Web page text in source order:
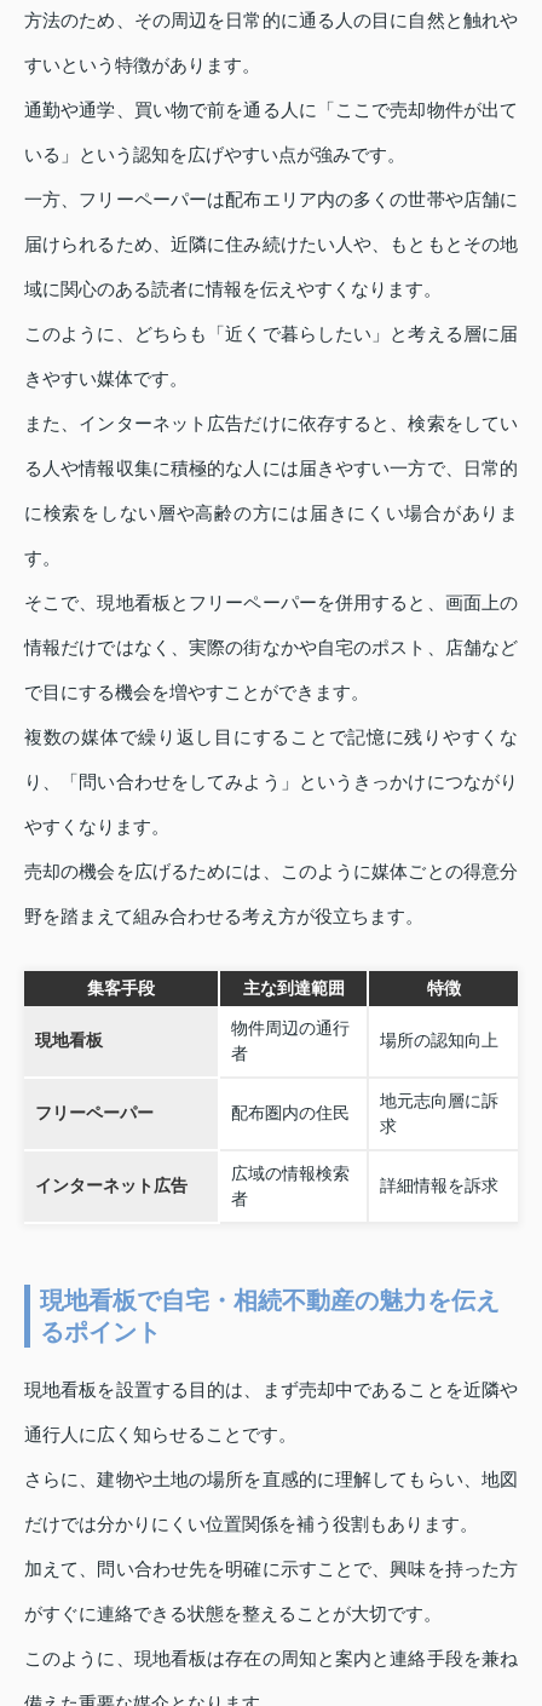
方法のため、その周辺を日常的に通る人の目に自然と触れや
すいという特徴があります。
通勤や通学、買い物で前を通る人に「ここで売却物件が出て
いる」という認知を広げやすい点が強みです。
一方、フリーペーパーは配布エリア内の多くの世帯や店舗に
届けられるため、近隣に住み続けたい人や、もともとその地
域に関心のある読者に情報を伝えやすくなります。
このように、どちらも「近くで暮らしたい」と考える層に届
きやすい媒体です。
また、インターネット広告だけに依存すると、検索をしてい
る人や情報収集に積極的な人には届きやすい一方で、日常的
に検索をしない層や高齢の方には届きにくい場合がありま
す。
そこで、現地看板とフリーペーパーを併用すると、画面上の
情報だけではなく、実際の街なかや自宅のポスト、店舗など
で目にする機会を増やすことができます。
複数の媒体で繰り返し目にすることで記憶に残りやすくな
り、「問い合わせをしてみよう」というきっかけにつながり
やすくなります。
売却の機会を広げるためには、このように媒体ごとの得意分
野を踏まえて組み合わせる考え方が役立ちます。
集客手段 主な到達範囲 特徴
現地看板
物件周辺の通行
者
場所の認知向上
フリーペーパー 配布圏内の住民
地元志向層に訴
求
インターネット広告
広域の情報検索
者
詳細情報を訴求
現地看板で自宅・相続不動産の魅力を伝え
るポイント
現地看板を設置する目的は、まず売却中であることを近隣や
通行人に広く知らせることです。
さらに、建物や土地の場所を直感的に理解してもらい、地図
だけでは分かりにくい位置関係を補う役割もあります。
加えて、問い合わせ先を明確に示すことで、興味を持った方
がすぐに連絡できる状態を整えることが大切です。
このように、現地看板は存在の周知と案内と連絡手段を兼ね